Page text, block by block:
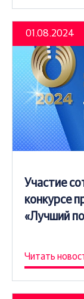
01.08.2024
Участие
конкурсе
«Лучший
Читать